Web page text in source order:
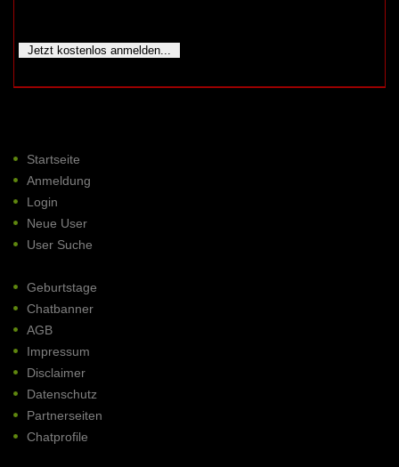
Startseite
Anmeldung
Login
Neue User
User Suche
Geburtstage
Chatbanner
AGB
Impressum
Disclaimer
Datenschutz
Partnerseiten
Chatprofile